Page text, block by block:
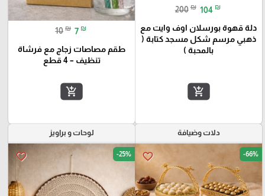
200 ₪ 104 ₪
دلة قهوة بورسلان اوف وايت مع
ذهبي مرسم شكل مسجد كتابة (
بالمحبة )
add_shopping_cart
10 ₪ 7 ₪
طقم مصاصات زجاج مع فرشاة
تنظيف – 4 قطع
add_shopping_cart
دلات وضيافة
favorite_border -66%
لوحات و براويز
favorite_border -25%